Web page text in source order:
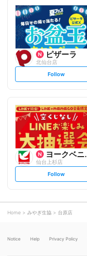
l
o
w
ピザーラ
北仙台店
s
t
l
o
w
Follow
ヨークベニマル
仙台上杉店
s
t
o
w
Follow
Home みやぎ生協 台原店
Notice Help Privacy Policy